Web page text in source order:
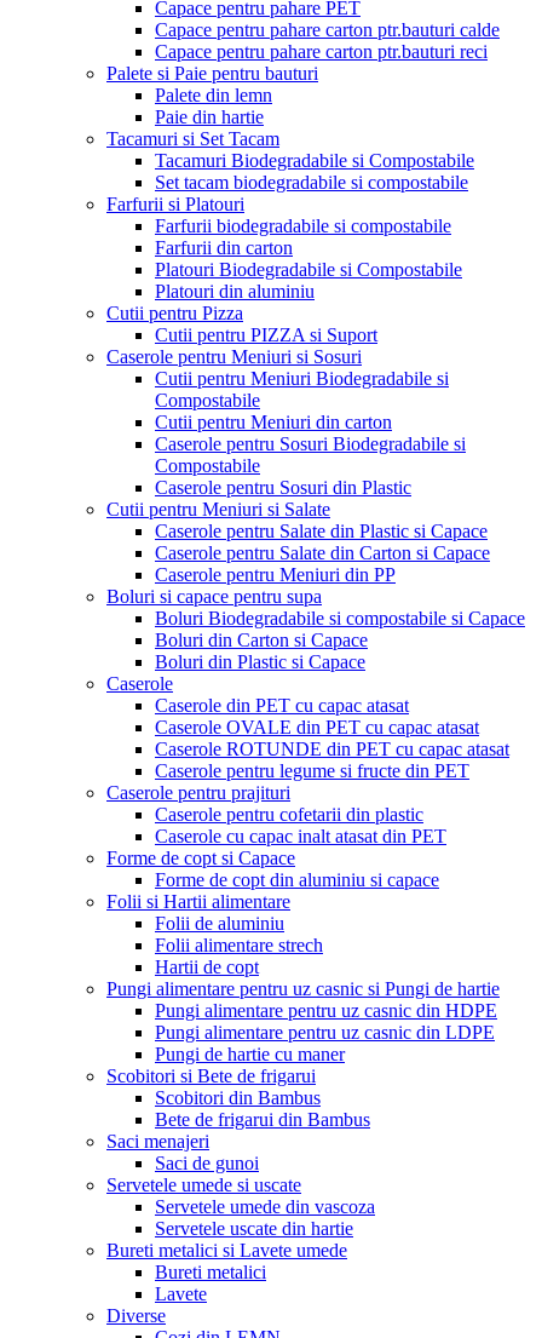
Capace pentru pahare PET
Capace pentru pahare carton ptr.bauturi calde
Capace pentru pahare carton ptr.bauturi reci
Palete si Paie pentru bauturi
Palete din lemn
Paie din hartie
Tacamuri si Set Tacam
Tacamuri Biodegradabile si Compostabile
Set tacam biodegradabile si compostabile
Farfurii si Platouri
Farfurii biodegradabile si compostabile
Farfurii din carton
Platouri Biodegradabile si Compostabile
Platouri din aluminiu
Cutii pentru Pizza
Cutii pentru PIZZA si Suport
Caserole pentru Meniuri si Sosuri
Cutii pentru Meniuri Biodegradabile si
Compostabile
Cutii pentru Meniuri din carton
Caserole pentru Sosuri Biodegradabile si
Compostabile
Caserole pentru Sosuri din Plastic
Cutii pentru Meniuri si Salate
Caserole pentru Salate din Plastic si Capace
Caserole pentru Salate din Carton si Capace
Caserole pentru Meniuri din PP
Boluri si capace pentru supa
Boluri Biodegradabile si compostabile si Capace
Boluri din Carton si Capace
Boluri din Plastic si Capace
Caserole
Caserole din PET cu capac atasat
Caserole OVALE din PET cu capac atasat
Caserole ROTUNDE din PET cu capac atasat
Caserole pentru legume si fructe din PET
Caserole pentru prajituri
Caserole pentru cofetarii din plastic
Caserole cu capac inalt atasat din PET
Forme de copt si Capace
Forme de copt din aluminiu si capace
Folii si Hartii alimentare
Folii de aluminiu
Folii alimentare strech
Hartii de copt
Pungi alimentare pentru uz casnic si Pungi de hartie
Pungi alimentare pentru uz casnic din HDPE
Pungi alimentare pentru uz casnic din LDPE
Pungi de hartie cu maner
Scobitori si Bete de frigarui
Scobitori din Bambus
Bete de frigarui din Bambus
Saci menajeri
Saci de gunoi
Servetele umede si uscate
Servetele umede din vascoza
Servetele uscate din hartie
Bureti metalici si Lavete umede
Bureti metalici
Lavete
Diverse